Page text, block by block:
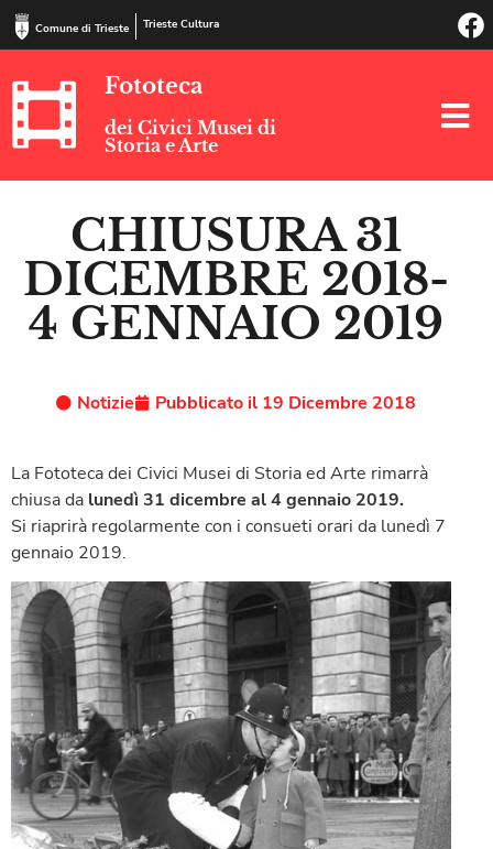
Comune di Trieste Trieste Cultura
Fototeca
dei Civici Musei di
Storia e Arte
CHIUSURA 31
DICEMBRE 2018-
4 GENNAIO 2019
Notizie Pubblicato il 19 Dicembre 2018
La Fototeca dei Civici Musei di Storia ed Arte rimarrà
chiusa da lunedì 31 dicembre al 4 gennaio 2019.
Si riaprirà regolarmente con i consueti orari da lunedì 7
gennaio 2019.